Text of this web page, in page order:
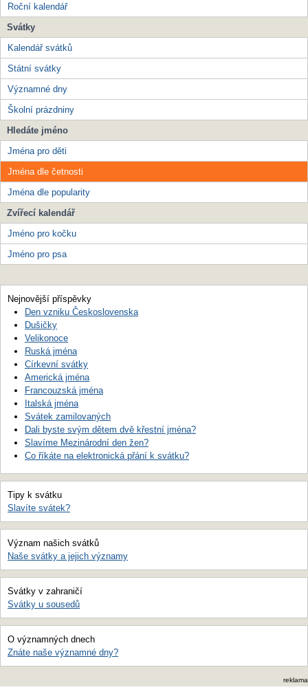
Roční kalendář
Svátky
Kalendář svátků
Státní svátky
Významné dny
Školní prázdniny
Hledáte jméno
Jména pro děti
Jména dle četnosti
Jména dle popularity
Zvířecí kalendář
Jméno pro kočku
Jméno pro psa
Nejnovější příspěvky
Den vzniku Československa
Dušičky
Velikonoce
Ruská jména
Církevní svátky
Americká jména
Francouzská jména
Italská jména
Svátek zamilovaných
Dali byste svým dětem dvě křestní jména?
Slavíme Mezinárodní den žen?
Co říkáte na elektronická přání k svátku?
Tipy k svátku
Slavíte svátek?
Význam našich svátků
Naše svátky a jejich významy
Svátky v zahraničí
Svátky u sousedů
O významných dnech
Znáte naše významné dny?
reklama